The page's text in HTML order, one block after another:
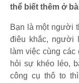
thể biết thêm ở
Bạn là một người
điêu khắc, người
làm việc cùng
hỏi sự khéo léo,
công cụ thô to